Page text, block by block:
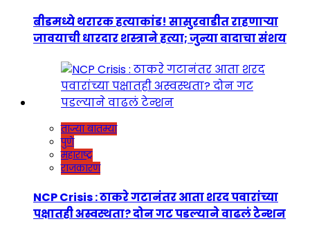
बीडमध्ये थरारक हत्याकांड! सासुरवाडीत राहणाऱ्या
जावयाची धारदार शस्त्राने हत्या; जुन्या वादाचा संशय
ताज्या बातम्या
पुणे
महाराष्ट्र
राजकारण
NCP Crisis : ठाकरे गटानंतर आता शरद पवारांच्या
पक्षातही अस्वस्थता? दोन गट पडल्याने वाढलं टेन्शन